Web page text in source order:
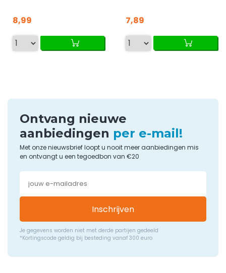
8,99 7,89
Ontvang nieuwe
aanbiedingen per e-mail!
Met onze nieuwsbrief loopt u nooit meer aanbiedingen mis
en ontvangt u een tegoedbon van €20
Inschrijven
Je gegevens worden niet met derde partijen gedeeld
*Kortingscode geldig bij besteding vanaf 300 euro